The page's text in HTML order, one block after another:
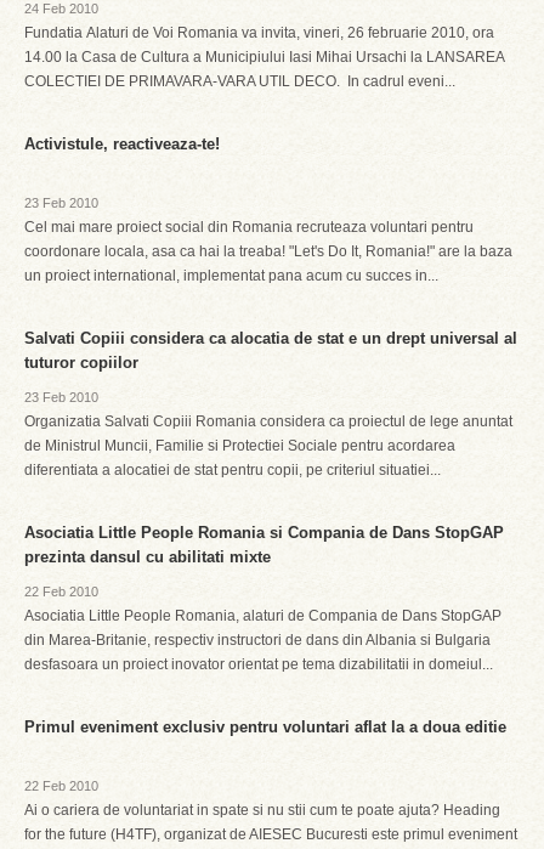
24 Feb 2010
Fundatia Alaturi de Voi Romania va invita, vineri, 26 februarie 2010, ora
14.00 la Casa de Cultura a Municipiului Iasi Mihai Ursachi la LANSAREA
COLECTIEI DE PRIMAVARA-VARA UTIL DECO. In cadrul eveni...
Activistule, reactiveaza-te!
23 Feb 2010
Cel mai mare proiect social din Romania recruteaza voluntari pentru
coordonare locala, asa ca hai la treaba! "Let's Do It, Romania!" are la baza
un proiect international, implementat pana acum cu succes in...
Salvati Copiii considera ca alocatia de stat e un drept universal al
tuturor copiilor
23 Feb 2010
Organizatia Salvati Copiii Romania considera ca proiectul de lege anuntat
de Ministrul Muncii, Familie si Protectiei Sociale pentru acordarea
diferentiata a alocatiei de stat pentru copii, pe criteriul situatiei...
Asociatia Little People Romania si Compania de Dans StopGAP
prezinta dansul cu abilitati mixte
22 Feb 2010
Asociatia Little People Romania, alaturi de Compania de Dans StopGAP
din Marea-Britanie, respectiv instructori de dans din Albania si Bulgaria
desfasoara un proiect inovator orientat pe tema dizabilitatii in domeiul...
Primul eveniment exclusiv pentru voluntari aflat la a doua editie
22 Feb 2010
Ai o cariera de voluntariat in spate si nu stii cum te poate ajuta? Heading
for the future (H4TF), organizat de AIESEC Bucuresti este primul eveniment